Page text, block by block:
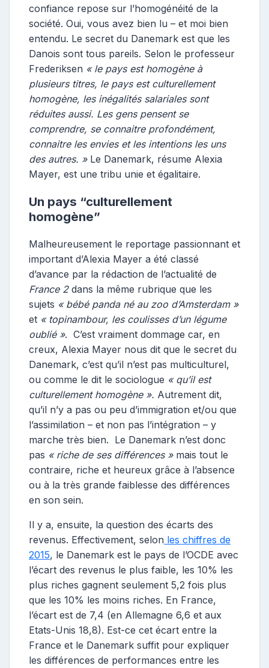
confiance repose sur l’homogénéité de la
société. Oui, vous avez bien lu – et moi bien
entendu. Le secret du Danemark est que les
Danois sont tous pareils. Selon le professeur
Frederiksen « le pays est homogène à
plusieurs titres, le pays est culturellement
homogène, les inégalités salariales sont
réduites aussi. Les gens pensent se
comprendre, se connaitre profondément,
connaitre les envies et les intentions les uns
des autres. » Le Danemark, résume Alexia
Mayer, est une tribu unie et égalitaire.
Un pays “culturellement
homogène”
Malheureusement le reportage passionnant et
important d’Alexia Mayer a été classé
d’avance par la rédaction de l’actualité de
France 2dans la même rubrique que les
sujets « bébé panda né au zoo d’Amsterdam »
et « topinambour, les coulisses d’un légume
oublié ». C’est vraiment dommage car, en
creux, Alexia Mayer nous dit que le secret du
Danemark, c’est qu’il n’est pas multiculturel,
ou comme le dit le sociologue « qu’il est
culturellement homogène ». Autrement dit,
qu’il n’y a pas ou peu d’immigration et/ou que
l’assimilation – et non pas l’intégration – y
marche très bien. Le Danemark n’est donc
pas « riche de ses différences »mais tout le
contraire, riche et heureux grâce à l’absence
ou à la très grande faiblesse des différences
en son sein.
Il y a, ensuite, la question des écarts des
revenus. Effectivement, selon les chiffres de
2015, le Danemark est le pays de l’OCDE avec
l’écart des revenus le plus faible, les 10% les
plus riches gagnent seulement 5,2 fois plus
que les 10% les moins riches. En France,
l’écart est de 7,4 (en Allemagne 6,6 et aux
Etats-Unis 18,8). Est-ce cet écart entre la
France et le Danemark suffit pour expliquer
les différences de performances entre les